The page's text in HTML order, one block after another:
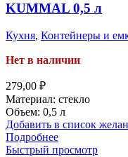
KUMMAL 0,5 л
Кухня, Контейнеры и
Нет в наличии
279,00 ₽
Материал: стекло
Объем: 0,5 л
Добавить в список
Подробнее
Быстрый просмотр